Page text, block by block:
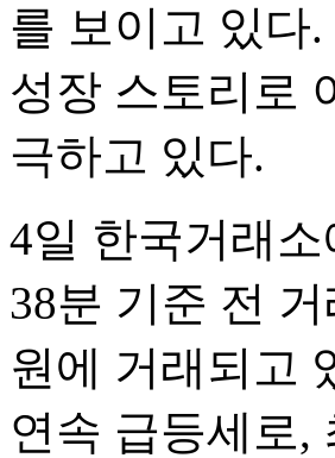
를 보이고 있다
성장 스토리로
극하고 있다.
4일 한국거래
38분 기준 전
원에 거래되고
연속 급등세로,